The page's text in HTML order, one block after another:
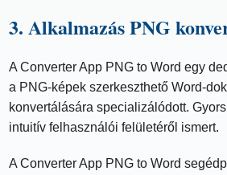
3. Alkalmazás PNG
A Converter App PNG to Word egy
a PNG-képek szerkeszthető Word-
konvertálására specializálódott.
intuitív felhasználói felületéről ismert.
A Converter App PNG to Word